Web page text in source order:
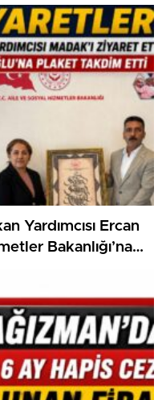
Yardımcısı Ercan
Bakanlığı’na